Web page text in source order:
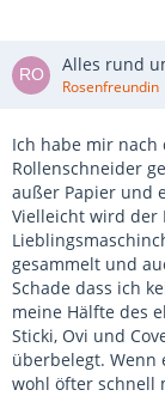
Alles rund
Rosenfreundin
Ich habe mir nach
Rollenschneider
außer Papier und
Vielleicht wird der
gesammelt und
Schade dass ich
meine Hälfte des
Sticki, Ovi und
überbelegt. Wenn
wohl öfter schnell